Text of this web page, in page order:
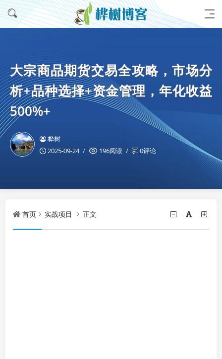
大宗商品期货交易全攻略，市场分
析+品种选择+资金管理，年化收益
500%+
桦树
2025-09-24
196阅读 0评论
首页 实战项目 正文